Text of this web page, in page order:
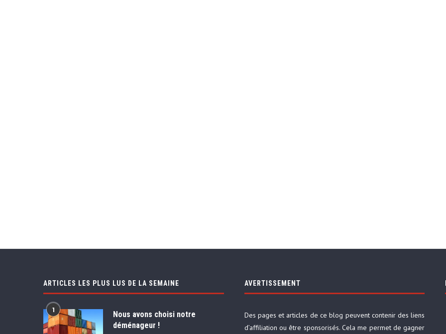
ARTICLES LES PLUS LUS DE LA SEMAINE
1
Nous avons choisi notre
déménageur !
AVERTISSEMENT
Des pages et articles de ce blog peuvent contenir des liens
d’affiliation ou être sponsorisés. Cela me permet de gagner